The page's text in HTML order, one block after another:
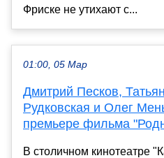
Фриске не утихают с...
01:00, 05 Мар
Дмитрий Песков,
Рудковская и Олег
премьере фильма
В столичном кинотеатре